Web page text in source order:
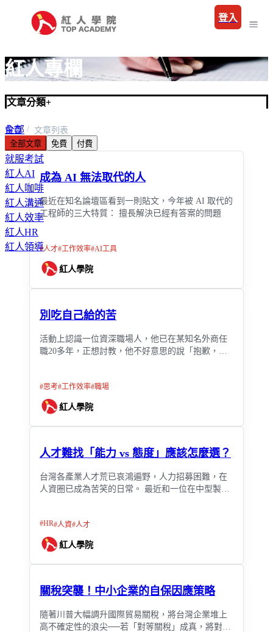
登入
紅人專欄
文章分類+
全部
職場
就服考試
紅人AI
紅人咖啡
紅人溝通
紅人效率
紅人HR
紅人領導
首頁
文章列表
全部文章
免費 付費
成為 AI 無法取代的人
最近在知名論壇區看到一則貼文，今年被 AI 取代的
工程師的三大特質： 擅長解決已經有答案的問題
#人才#工作效率#AI工具
紅人學院
別吃自己給的苦
活動上認識一位資深職場人，他已在某知名外商任
職20多年，正想討教，他不好意思的說「抱歉，這
#思考#工作效率#職場
紅人學院
人才難找「能力 vs 態度」應該怎麼選？
台灣各產業人才荒已哀鴻遍野，人力招募困難，在
人資圈已成為苦笑的日常。 最近和一位在中型製造
選。
#HR#人資#人才
紅人學院
關稅突襲！中小企業的自保因應策略
隨著川普大幅調升國際貿易關稅，將台灣企業堆上
高不確定性的浪尖──若「對等關稅」成真，將對出